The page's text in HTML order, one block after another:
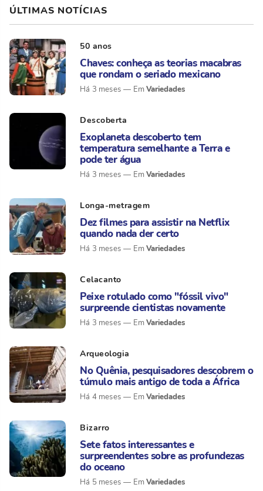
ÚLTIMAS NOTÍCIAS
50 anos
Chaves: conheça as teorias macabras
que rondam o seriado mexicano
Há 3 meses Variedades
Descoberta
Exoplaneta descoberto tem
temperatura semelhante a Terra e
pode ter água
Há 3 meses Variedades
Longa-metragem
Dez filmes para assistir na Netflix
quando nada der certo
Há 3 meses Variedades
Celacanto
Peixe rotulado como "fóssil vivo"
surpreende cientistas novamente
Há 3 meses Variedades
Arqueologia
No Quênia, pesquisadores descobrem o
túmulo mais antigo de toda a África
Há 4 meses Variedades
Bizarro
Sete fatos interessantes e
surpreendentes sobre as profundezas
do oceano
Há 5 meses Variedades